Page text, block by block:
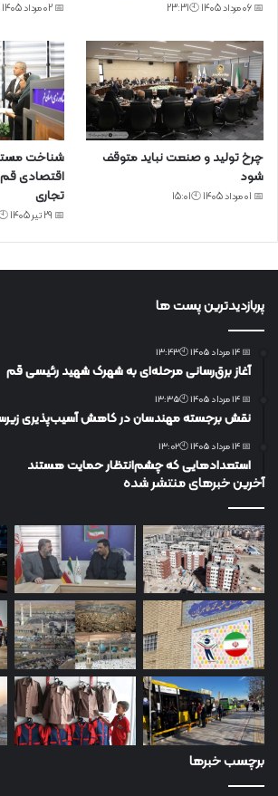
📅 06 مرداد 1405 🕙23:31 📅 02 مرداد 1405 🕙18:47
چرخ تولید و صنعت نباید متوقف
شود
📅 01 مرداد 1405 🕙15:01
شناخت
اقتصادی قم
تجاری
📅 29 تیر 1405 🕙21:21
پربازدیدترین پست ها
📅 14 مرداد 1405 🕙13:43
آغاز برق‌رسانی مرحله‌ای به شهرک شهید رئیسی قم
📅 14 مرداد 1405 🕙13:35
نقش برجسته مهندسان در کاهش آسیب‌پذیری
📅 14 مرداد 1405 🕙13:02
استعدادهایی که چشم‌انتظار حمایت هستند
آخرین خبرهای منتشر شده
برچسب خبرها